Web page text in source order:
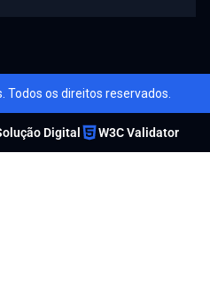
os direitos reservados.
Digital W3C Validator